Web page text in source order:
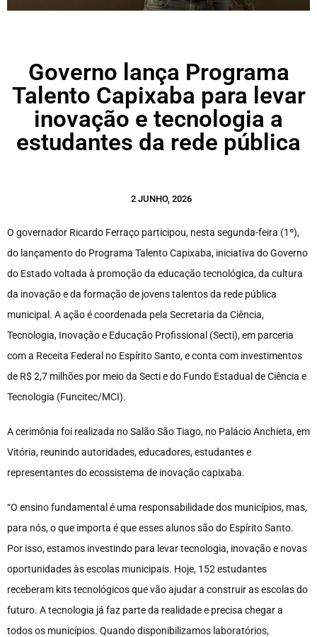
Governo lança Programa
Talento Capixaba para levar
inovação e tecnologia a
estudantes da rede pública
2 JUNHO, 2026
O governador Ricardo Ferraço participou, nesta segunda-feira (1º),
do lançamento do Programa Talento Capixaba, iniciativa do Governo
do Estado voltada à promoção da educação tecnológica, da cultura
da inovação e da formação de jovens talentos da rede pública
municipal. A ação é coordenada pela Secretaria da Ciência,
Tecnologia, Inovação e Educação Profissional (Secti), em parceria
com a Receita Federal no Espírito Santo, e conta com investimentos
de R$ 2,7 milhões por meio da Secti e do Fundo Estadual de Ciência e
Tecnologia (Funcitec/MCI).
A cerimônia foi realizada no Salão São Tiago, no Palácio Anchieta, em
Vitória, reunindo autoridades, educadores, estudantes e
representantes do ecossistema de inovação capixaba.
“O ensino fundamental é uma responsabilidade dos municípios, mas,
para nós, o que importa é que esses alunos são do Espírito Santo.
Por isso, estamos investindo para levar tecnologia, inovação e novas
oportunidades às escolas municipais. Hoje, 152 estudantes
receberam kits tecnológicos que vão ajudar a construir as escolas do
futuro. A tecnologia já faz parte da realidade e precisa chegar a
todos os municípios. Quando disponibilizamos laboratórios,